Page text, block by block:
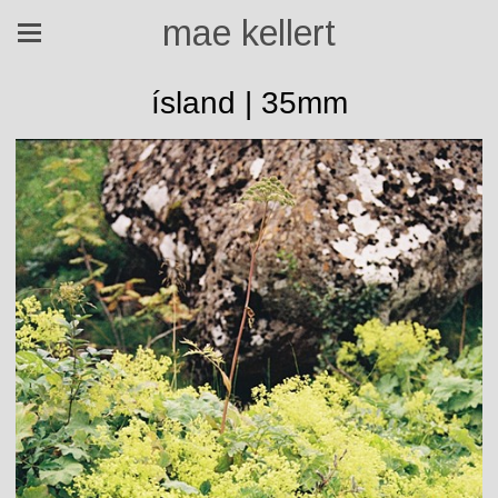
mae kellert
ísland | 35mm